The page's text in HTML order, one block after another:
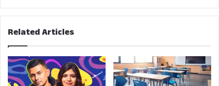
Related Articles